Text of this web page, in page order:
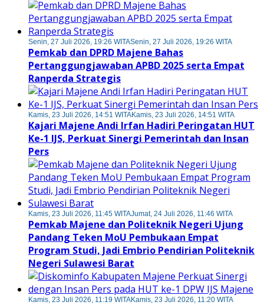
Senin, 27 Juli 2026, 19:26 WITASenin, 27 Juli 2026, 19:26 WITA
Pemkab dan DPRD Majene Bahas
Pertanggungjawaban APBD 2025 serta Empat
Ranperda Strategis
Kamis, 23 Juli 2026, 14:51 WITAKamis, 23 Juli 2026, 14:51 WITA
Kajari Majene Andi Irfan Hadiri Peringatan HUT
Ke-1 IJS, Perkuat Sinergi Pemerintah dan Insan
Pers
Kamis, 23 Juli 2026, 11:45 WITAJumat, 24 Juli 2026, 11:46 WITA
Pemkab Majene dan Politeknik Negeri Ujung
Pandang Teken MoU Pembukaan Empat
Program Studi, Jadi Embrio Pendirian Politeknik
Negeri Sulawesi Barat
Kamis, 23 Juli 2026, 11:19 WITAKamis, 23 Juli 2026, 11:20 WITA